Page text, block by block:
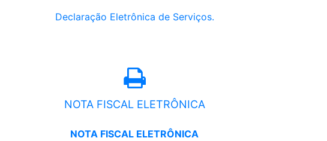
Declaração Eletrônica de Serviços.
NOTA FISCAL ELETRÔNICA
NOTA FISCAL ELETRÔNICA